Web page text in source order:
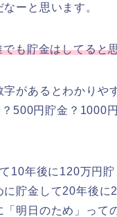
ーと思います。
も貯金はしてると
字があるとわかりや
500円貯金？1000
10年後に120万円貯
に貯金して20年後に
「明日のため」って